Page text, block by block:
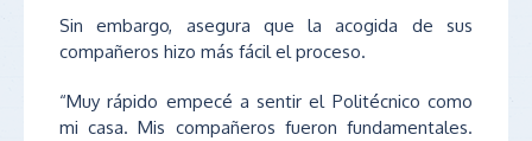
Sin embargo, asegura que la acogida de sus
compañeros hizo más fácil el proceso.
“Muy rápido empecé a sentir el Politécnico como
mi casa. Mis compañeros fueron fundamentales.